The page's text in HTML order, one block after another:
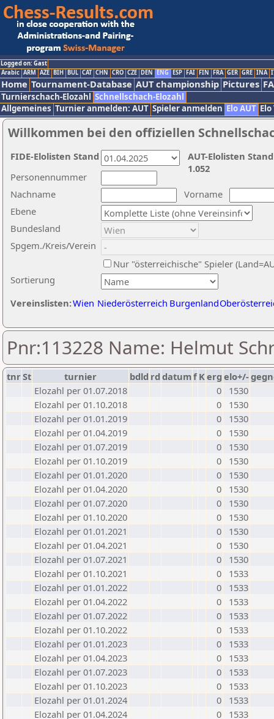
Logged on: Gast
Arabic ARM AZE BIH BUL CAT CHN CRO CZE DEN ENG ESP FAI FIN FRA GER GRE INA
Home Tournament-Database AUT championship Pictures
Turnierschach-Elozahl Schnellschach-Elozahl
Allgemeines Turnier anmelden: AUT Spieler anmelden Elo AUT
Willkommen bei den offiziellen
Nachname
Vorname
Ebene
Sortierung
Personennummer
Bundesland
Spgem./Kreis/Verein
Nur "österreichische" Spieler
Vereinslisten:Wien Niederösterreich Burgenland
AUT-Elolisten
1.052
FIDE-Elolisten Stand
Pnr:113228 Name: Helmut
tnrSt turnier bdld rd datumf Kerg elo+/-
Elozahl per 01.07.2018
0
1530
Elozahl per 01.10.2018
0
1530
Elozahl per 01.01.2019
0
1530
Elozahl per 01.04.2019
0
1530
Elozahl per 01.07.2019
0
1530
Elozahl per 01.10.2019
0
1530
Elozahl per 01.01.2020
0
1530
Elozahl per 01.04.2020
0
1530
Elozahl per 01.07.2020
0
1530
Elozahl per 01.10.2020
0
1530
Elozahl per 01.01.2021
0
1530
Elozahl per 01.04.2021
0
1530
Elozahl per 01.07.2021
0
1530
Elozahl per 01.10.2021
0
1533
Elozahl per 01.01.2022
0
1533
Elozahl per 01.04.2022
0
1533
Elozahl per 01.07.2022
0
1533
Elozahl per 01.10.2022
0
1533
Elozahl per 01.01.2023
0
1533
Elozahl per 01.04.2023
0
1533
Elozahl per 01.07.2023
0
1533
Elozahl per 01.10.2023
0
1533
Elozahl per 01.01.2024
0
1533
Elozahl per 01.04.2024
0
1533